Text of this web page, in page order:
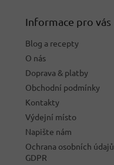
Informace pro vás
Blog a recepty
O nás
Doprava & platby
Obchodní podmínky
Kontakty
Výdejní místo
Napište nám
Ochrana osobních údajů
GDPR